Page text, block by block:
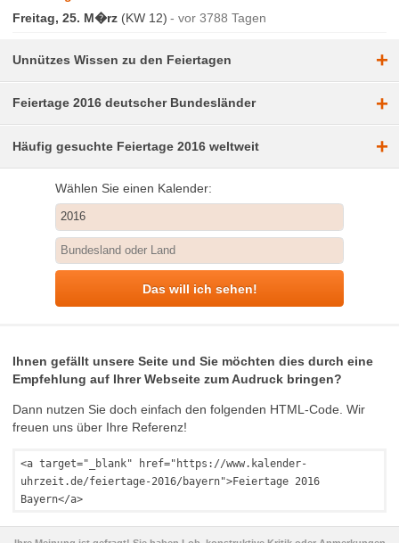
Freitag, 25. M�rz (KW 12) vor 3788 Tagen
Unnützes Wissen zu den Feiertagen +
Feiertage 2016 deutscher Bundesländer +
Häufig gesuchte Feiertage 2016 weltweit +
Wählen Sie einen Kalender:
Das will ich sehen!
Ihnen gefällt unsere Seite und Sie möchten dies durch eine
Empfehlung auf Ihrer Webseite zum Audruck bringen?
Dann nutzen Sie doch einfach den folgenden HTML-Code. Wir
freuen uns über Ihre Referenz!
<a target="_blank" href="https://www.kalender-
uhrzeit.de/feiertage-2016/bayern">Feiertage 2016
Bayern</a>